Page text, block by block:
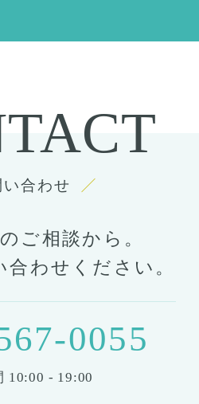
い合わせ
ご相談から。
わせください。
0055
10:00 - 19:00